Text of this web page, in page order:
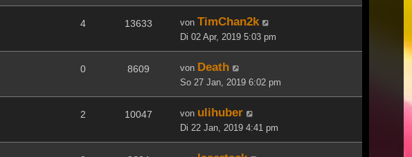
4 13633 von TimChan2k
Di 02 Apr, 2019 5:03 pm
0 8609 von Death
So 27 Jan, 2019 6:02 pm
2 10047 von ulihuber
Di 22 Jan, 2019 4:41 pm